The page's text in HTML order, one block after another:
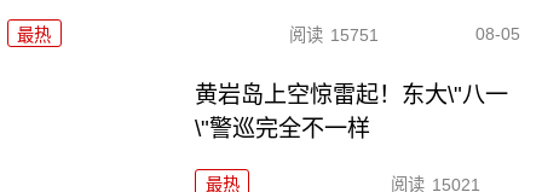
最热 阅读 15751 08-05
黄岩岛上空惊雷起！东大\"八一
\"警巡完全不一样
最热 阅读 15021